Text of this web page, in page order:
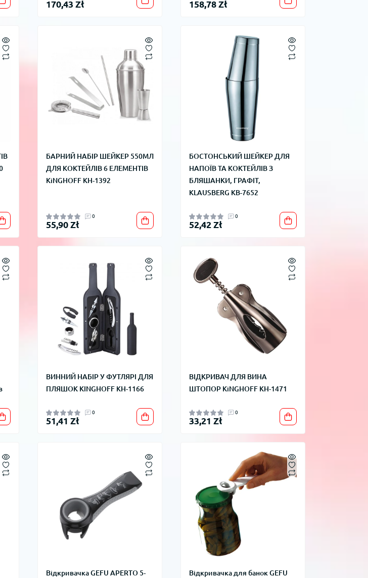
170,43 Zł 158,78 Zł
БАРНИЙ НАБІР ШЕЙКЕР 550МЛ
ДЛЯ КОКТЕЙЛІВ 6 ЕЛЕМЕНТІВ
KiNGHOFF KH-1392
0
55,90 Zł
БОСТОНСЬКИЙ ШЕЙКЕР ДЛЯ
НАПОЇВ ТА КОКТЕЙЛІВ З
БЛЯШАНКИ, ГРАФІТ,
KLAUSBERG KB-7652
0
52,42 Zł
ВИННИЙ НАБІР У ФУТЛЯРІ ДЛЯ
ПЛЯШОК KINGHOFF KH-1166
0
51,41 Zł
ВІДКРИВАЧ ДЛЯ ВИНА
ШТОПОР KiNGHOFF KH-1471
0
33,21 Zł
Відкривачка GEFU APERTO 5- Відкривачка для банок GEFU